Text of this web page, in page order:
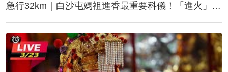
急行32km｜白沙屯媽祖進香最重要科儀！「進火」儀